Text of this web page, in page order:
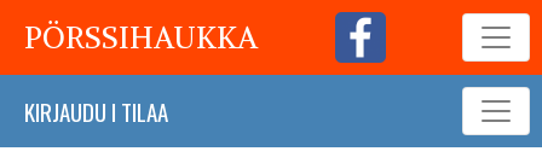
PÖRSSIHAUKKA
KIRJAUDU I TILAA